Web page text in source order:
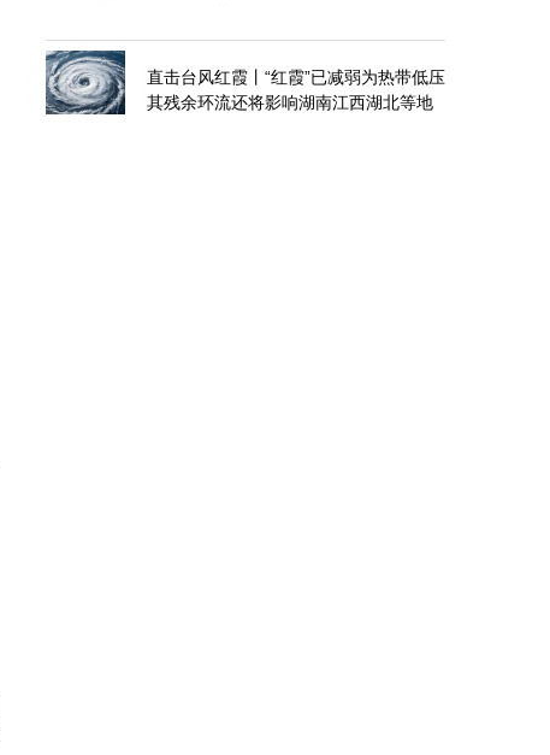
直击台风红霞丨“红霞”已减弱为热带低压
其残余环流还将影响湖南江西湖北等地